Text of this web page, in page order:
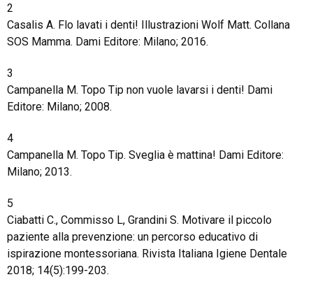
2
Casalis A. Flo lavati i denti! Illustrazioni Wolf Matt. Collana
SOS Mamma. Dami Editore: Milano; 2016.
3
Campanella M. Topo Tip non vuole lavarsi i denti! Dami
Editore: Milano; 2008.
4
Campanella M. Topo Tip. Sveglia è mattina! Dami Editore:
Milano; 2013.
5
Ciabatti C., Commisso L, Grandini S. Motivare il piccolo
paziente alla prevenzione: un percorso educativo di
ispirazione montessoriana. Rivista Italiana Igiene Dentale
2018; 14(5):199-203.